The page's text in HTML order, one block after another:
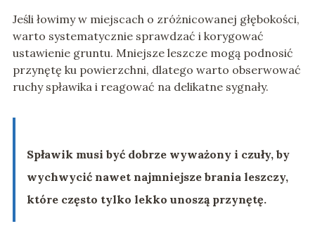
Jeśli łowimy w miejscach o zróżnicowanej głębokości,
warto systematycznie sprawdzać i korygować
ustawienie gruntu. Mniejsze leszcze mogą podnosić
przynętę ku powierzchni, dlatego warto obserwować
ruchy spławika i reagować na delikatne sygnały.
Spławik musi być dobrze wyważony i czuły, by
wychwycić nawet najmniejsze brania leszczy,
które często tylko lekko unoszą przynętę.